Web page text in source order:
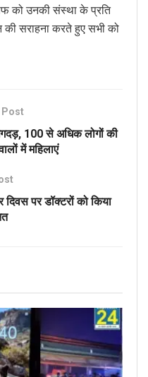
को उनकी संस्था के प्रति
की सराहना करते हुए सभी को
Post
100 से अधिक लोगों की
में महिलाएं
पर डॉक्‍टरों को किया